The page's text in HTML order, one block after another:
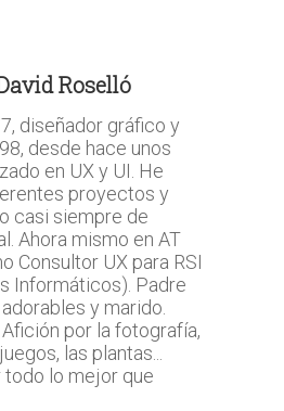
Roselló
diseñador gráfico y
desde hace unos
en UX y UI. He
proyectos y
casi siempre de
Ahora mismo en AT
Consultor UX para RSI
Informáticos). Padre
y marido.
por la fotografía,
las plantas...
todo lo mejor que